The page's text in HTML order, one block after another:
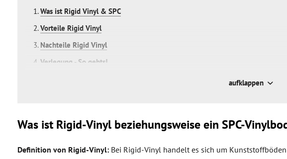
Was ist Rigid Vinyl & SPC
Vorteile Rigid Vinyl
Nachteile Rigid Vinyl
Verlegung - So gehts!
aufklappen
Was ist Rigid-Vinyl beziehungsweise ein SPC-
Definition von Rigid-Vinyl: Bei Rigid-Vinyl handelt es sich um